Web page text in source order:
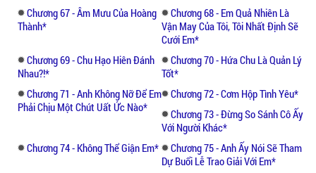
Đây là ý nghĩ cuối cùng khi Phùng Vân Hi
chạm đất.
Chương 67 - Âm Mưu Của Hoàng
Thành*
Chương 68 - Em Quả Nhiên Là
Vận May Của Tôi, Tôi Nhất Định Sẽ
Cưới Em*
Chương 69 - Chu Hạo Hiên Đánh
Nhau?!*
Chương 70 - Hứa Chu Là Quản Lý
Tốt*
Chương 71 - Anh Không Nỡ Để Em
Phải Chịu Một Chút Uất Ức Nào*
Chương 72 - Cơm Hộp Tình Yêu*
Chương 73 - Đừng So Sánh Cô Ấy
Với Người Khác*
Chương 74 - Không Thể Giận Em*
Chương 75 - Anh Ấy Nói Sẽ Tham
Dự Buổi Lễ Trao Giải Với Em*